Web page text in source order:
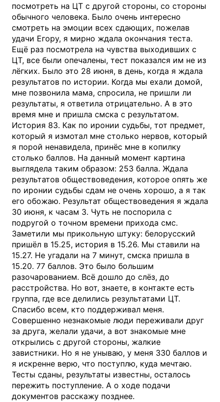
посмотреть на ЦТ с другой стороны, со стороны
обычного человека. Было очень интересно
смотреть на эмоции всех сдающих, пожелав
удачи Егору, я мирно ждала окончания теста.
Ещё раз посмотрела на чувства выходивших с
ЦТ, все были опечалены, тест показался им не из
лёгких. Было это 28 июня, в день, когда я ждала
результатов по истории. Когда мы ехали домой,
мне позвонила мама, спросила, не пришли ли
результаты, я ответила отрицательно. А в это
время мне и пришла смска с результатом.
История 83. Как по иронии судьбы, тот предмет,
который я измотал мне столько нервов, который
я порой ненавидела, принёс мне в копилку
столько баллов. На данный момент картина
выглядела таким образом: 253 балла. Ждала
результатов обществоведения, которое опять же
по иронии судьбы сдам не очень хорошо, а я так
его обожаю. Результат обществоведения я ждала
30 июня, к часам 3. Чуть не поспорила с
подругой о точном времени прихода смс.
Заметили мы прикольную штуку: белорусский
пришёл в 15.25, история в 15.26. Мы ставили на
15.27. Не угадали на 7 минут, смска пришла в
15.20. 77 баллов. Это было большим
разочарованием. Всё дошло до слёз, до
расстройства. Но вот, знаете, в контакте есть
группа, где все делились результатами ЦТ.
Спасибо всем, кто поддерживал меня.
Совершенно незнакомые люди переживали друг
за друга, желали удачи, а вот знакомые мне
открылись с другой стороны, жалкие
завистники. Но я не унываю, у меня 330 баллов и
я искренне верю, что поступлю, куда мечтаю.
Тесты сданы, результаты известны, осталось
пережить поступление. А о ходе подачи
документов расскажу позднее.